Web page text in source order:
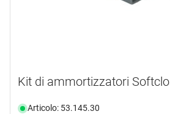
Kit di ammortizzatori
Articolo: 53.145.30